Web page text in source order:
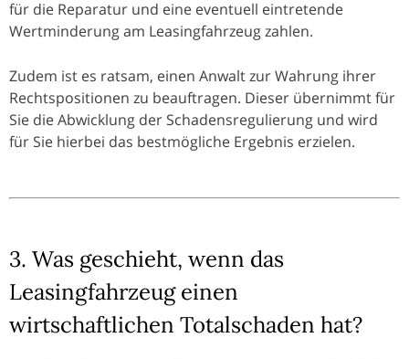
für die Reparatur und eine eventuell eintretende
Wertminderung am Leasingfahrzeug zahlen.
Zudem ist es ratsam, einen Anwalt zur Wahrung ihrer
Rechtspositionen zu beauftragen. Dieser übernimmt für
Sie die Abwicklung der Schadensregulierung und wird
für Sie hierbei das bestmögliche Ergebnis erzielen.
3. Was geschieht, wenn das
Leasingfahrzeug einen
wirtschaftlichen Totalschaden hat?